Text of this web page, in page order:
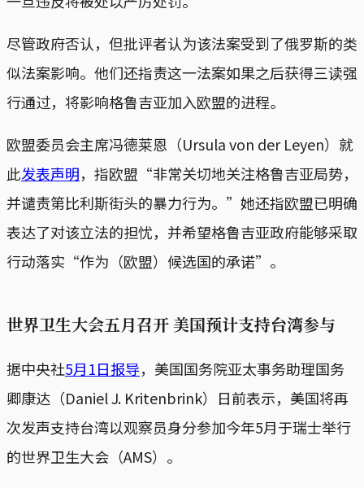
尽管政府否认，但批评者认为该法案受到了俄罗斯的类
似法案影响。他们还指责这一法案如果之后获得三读强
行通过，将影响格鲁吉亚加入欧盟的进程。
欧盟委员会主席冯德莱恩（Ursula von der Leyen）就
此发表声明，指欧盟“非常关切地关注格鲁吉亚局势，
并谴责第比利斯街头的暴力行为。”她还指欧盟已明确
表达了对该立法的担忧，并希望格鲁吉亚政府能够采取
行动落实“作为（欧盟）候选国的承诺”。
世界卫生大会五月召开 美国预计支持台湾参与
据中央社5月1日报导，美国国务院亚太事务助理国务
卿康达（Daniel J. Kritenbrink）日前表示，美国将再
次发声支持台湾以观察员身分参加今年5月于瑞士举行
的世界卫生大会（AMS）。